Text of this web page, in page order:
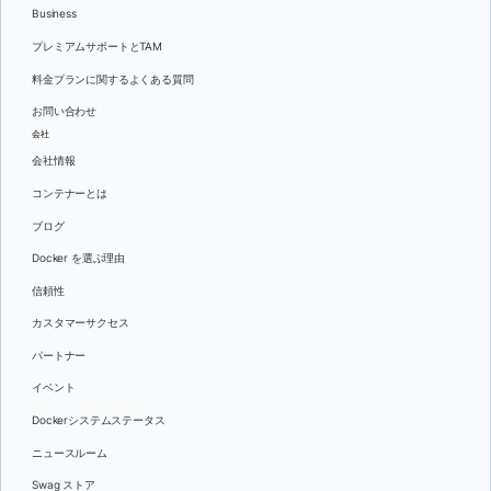
Business
プレミアムサポートとTAM
料金プランに関するよくある質問
お問い合わせ
会社
会社情報
コンテナーとは
ブログ
Docker を選ぶ理由
信頼性
カスタマーサクセス
パートナー
イベント
Dockerシステムステータス
ニュースルーム
Swag ストア